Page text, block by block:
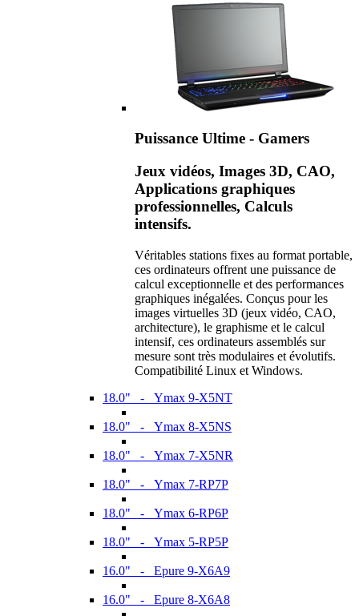
Puissance Ultime - Gamers
Jeux vidéos, Images 3D, CAO,
Applications graphiques
professionnelles, Calculs
intensifs.
Véritables stations fixes au format portable,
ces ordinateurs offrent une puissance de
calcul exceptionnelle et des performances
graphiques inégalées. Conçus pour les
images virtuelles 3D (jeux vidéo, CAO,
architecture), le graphisme et le calcul
intensif, ces ordinateurs assemblés sur
mesure sont très modulaires et évolutifs.
Compatibilité Linux et Windows.
18.0" - Ymax 9-X5NT
18.0" - Ymax 8-X5NS
18.0" - Ymax 7-X5NR
18.0" - Ymax 7-RP7P
18.0" - Ymax 6-RP6P
18.0" - Ymax 5-RP5P
16.0" - Epure 9-X6A9
16.0" - Epure 8-X6A8